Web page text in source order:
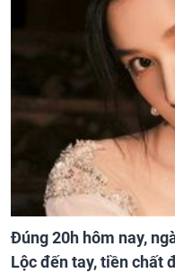
Đúng 20h hôm nay,
Lộc đến tay, tiền chất